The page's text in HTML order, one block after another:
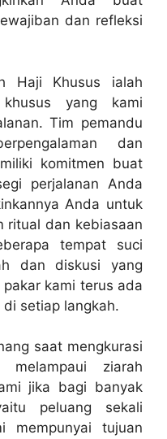
dan refleksi
Haji Khusus ialah
yang kami
Tim pemandu
dan
komitmen buat
perjalanan Anda
Anda untuk
ritual dan kebiasaan
tempat suci
dan diskusi yang
kami terus ada
setiap langkah.
saat mengkurasi
melampaui ziarah
jika bagi banyak
peluang sekali
mempunyai tujuan